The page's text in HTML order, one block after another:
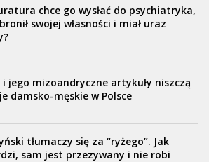
chce go wysłać do psychiatryka,
swojej własności i miał uraz
i jego mizoandryczne artykuły niszczą
damsko-męskie w Polsce
tłumaczy się za “ryżego”. Jak
sam jest przezywany i nie robi